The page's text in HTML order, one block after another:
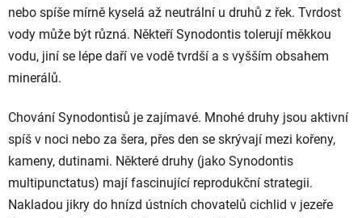
nebo spíše mírně kyselá až neutrální u druhů z řek. Tvrdost
vody může být různá. Někteří Synodontis tolerují měkkou
vodu, jiní se lépe daří ve vodě tvrdší a s vyšším obsahem
minerálů.
Chování Synodontisů je zajímavé. Mnohé druhy jsou aktivní
spíš v noci nebo za šera, přes den se skrývají mezi kořeny,
kameny, dutinami. Některé druhy (jako Synodontis
multipunctatus) mají fascinující reprodukční strategii.
Nakladou jikry do hnízd ústních chovatelů cichlid v jezeře